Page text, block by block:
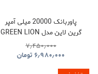
پاوربانک 20000 میلی آمپر
گرین لاین مدل GREEN LION
LUZERN GNLEZ20KPBBK
۷٫۴۵۰٫۰۰۰
۶٫۹۸۰٫۰۰۰تومان